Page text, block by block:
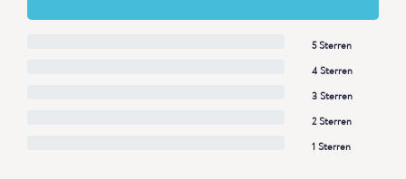
5 Sterren
4 Sterren
3 Sterren
2 Sterren
1 Sterren